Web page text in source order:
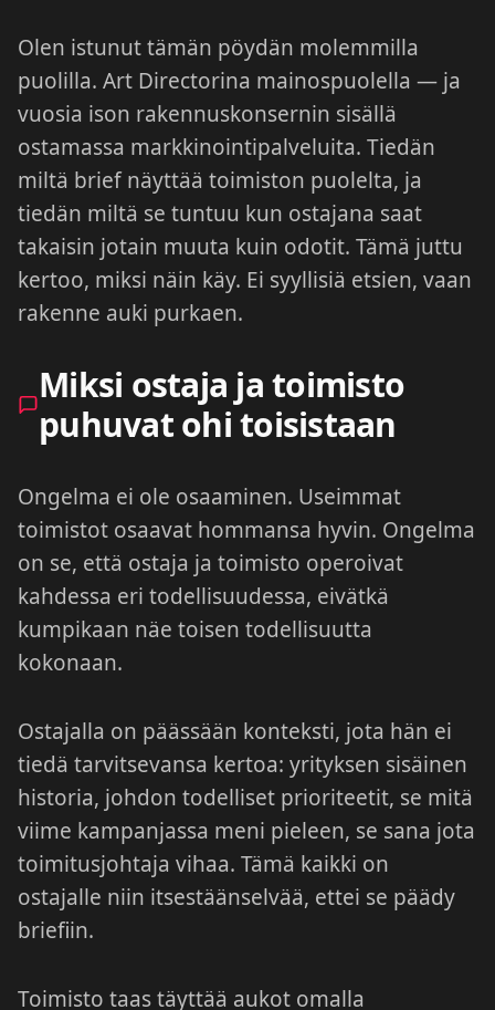
Olen istunut tämän pöydän molemmilla
puolilla. Art Directorina mainospuolella — ja
vuosia ison rakennuskonsernin sisällä
ostamassa markkinointipalveluita. Tiedän
miltä brief näyttää toimiston puolelta, ja
tiedän miltä se tuntuu kun ostajana saat
takaisin jotain muuta kuin odotit. Tämä juttu
kertoo, miksi näin käy. Ei syyllisiä etsien, vaan
rakenne auki purkaen.
Miksi ostaja ja toimisto
puhuvat ohi toisistaan
Ongelma ei ole osaaminen. Useimmat
toimistot osaavat hommansa hyvin. Ongelma
on se, että ostaja ja toimisto operoivat
kahdessa eri todellisuudessa, eivätkä
kumpikaan näe toisen todellisuutta
kokonaan.
Ostajalla on päässään konteksti, jota hän ei
tiedä tarvitsevansa kertoa: yrityksen sisäinen
historia, johdon todelliset prioriteetit, se mitä
viime kampanjassa meni pieleen, se sana jota
toimitusjohtaja vihaa. Tämä kaikki on
ostajalle niin itsestäänselvää, ettei se päädy
briefiin.
Toimisto taas täyttää aukot omalla